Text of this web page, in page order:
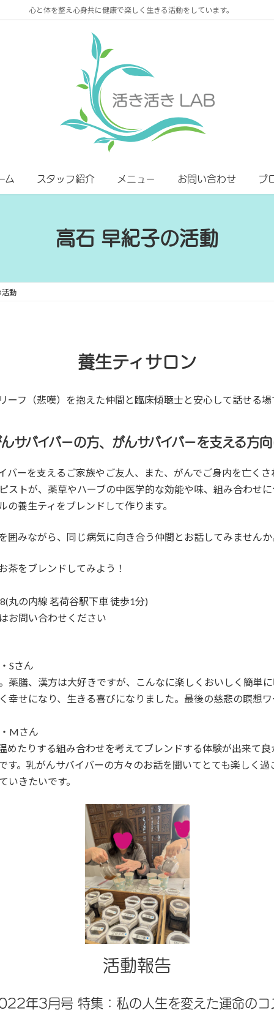
心と体を整え心身共に健康で楽しく生きる活動をしています。
ム スタッフ紹介 メニュー お問い合わせ ブ
高石 早紀子の活動
活動
養生ティサロン
ーフ（悲嘆）を抱えた仲間と臨床傾聴士と安心して話せる場
サバイバーの方、がんサバイバーを支える方
バーを支えるご家族やご友人、また、がんでご身内を亡く
ストが、薬草やハーブの中医学的な効能や味、組み合わせ
養生ティをブレンドして作ります。
囲みながら、同じ病気に向き合う仲間とお話してみません
茶をブレンドしてみよう！
丸の内線 茗荷谷駅下車 徒歩1分)
お問い合わせください
Sさん
薬膳、漢方は大好きですが、こんなに楽しくおいしく簡単
幸せになり、生きる喜びになりました。最後の慈悲の瞑想
Mさん
めたりする組み合わせを考えてブレンドする体験が出来て
す。乳がんサバイバーの方々のお話を聞いてとても楽しく
いきたいです。
活動報告
年3月号 特集：私の人生を変えた運命のコ